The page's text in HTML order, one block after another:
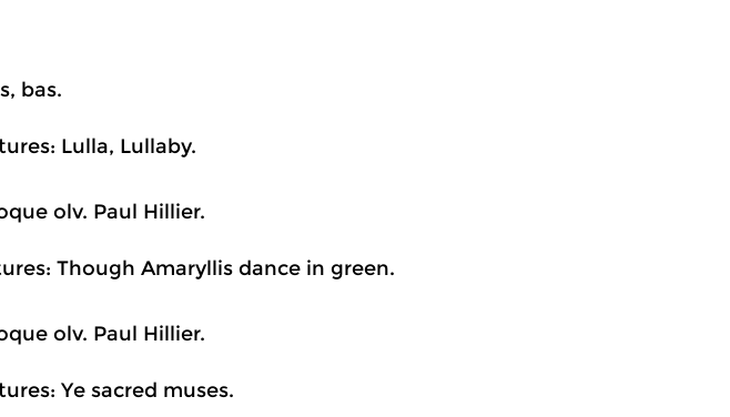
bas.
Lulla, Lullaby.
olv. Paul Hillier.
Though Amaryllis dance in green.
olv. Paul Hillier.
Ye sacred muses.